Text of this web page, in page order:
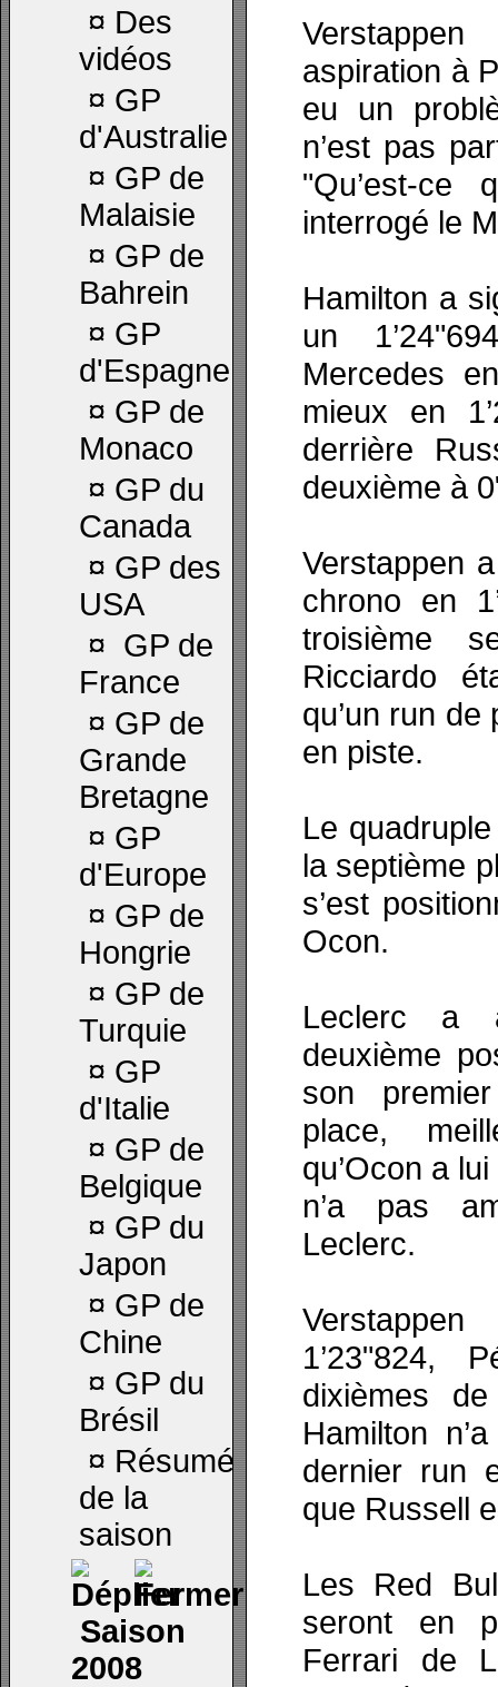
¤ Des
vidéos
¤ GP
d'Australie
¤ GP de
Malaisie
¤ GP de
Bahrein
¤ GP
d'Espagne
¤ GP de
Monaco
¤ GP du
Canada
¤ GP des
USA
¤ GP de
France
¤ GP de
Grande
Bretagne
¤ GP
d'Europe
¤ GP de
Hongrie
¤ GP de
Turquie
¤ GP
d'Italie
¤ GP de
Belgique
¤ GP du
Japon
¤ GP de
Chine
¤ GP du
Brésil
¤ Résumé
de la
saison
Saison
2008
aspiration à
eu un
n’est pas
"Qu’est-ce
interrogé le
Hamilton a
un
Mercedes
mieux en
derrière
deuxième à
Verstappen
chrono en
troisième
Ricciardo
qu’un run
en piste.
Le
la septième
s’est
Ocon.
Leclerc a
deuxième
son
place,
qu’Ocon a
n’a pas
Leclerc.
1’23"824,
dixièmes
Hamilton
dernier run
que Russell
Les Red
seront en
Ferrari de